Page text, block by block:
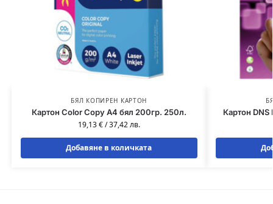
БЯЛ КОПИРЕН КАРТОН
Картон Color Copy A4 бял 200гр. 250л.
19,13€/37,42лв.
Добавяне в количката
Картон